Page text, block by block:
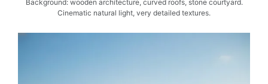
Background: wooden architecture, curved roofs, stone courtyard.
Cinematic natural light, very detailed textures.